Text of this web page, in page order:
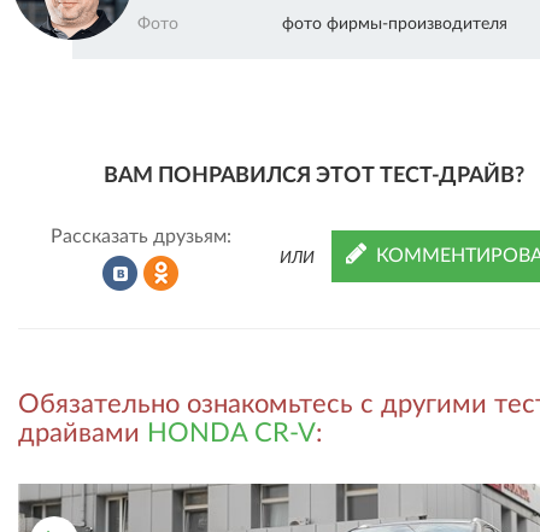
Фото фото фирмы-производителя
ВАМ ПОНРАВИЛСЯ ЭТОТ ТЕСТ-ДРАЙВ?
Рассказать друзьям:
во
ВКонтакте
в
Одноклассниках
ИЛИ
Обязательно ознакомьтесь с другими
драйвами HONDA CR-V: